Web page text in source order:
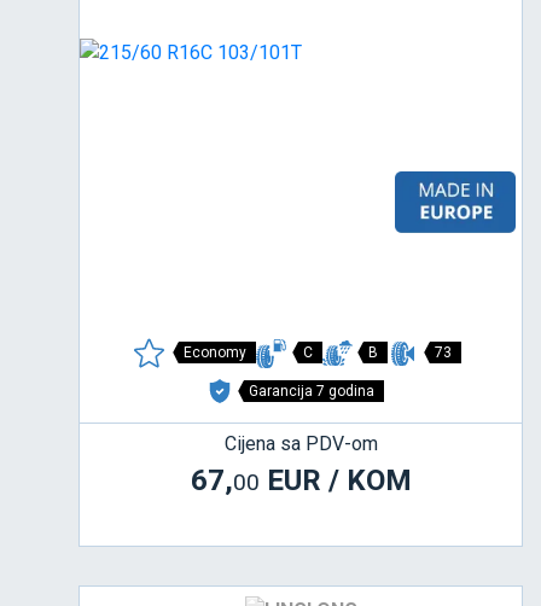
Economy C B 73
Garancija 7 godina
Cijena sa PDV-om
67,00 EUR / KOM